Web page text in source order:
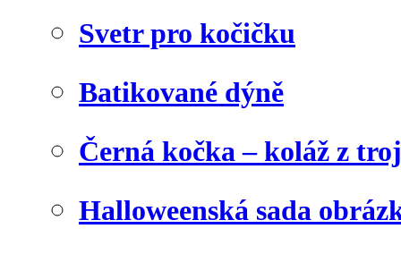
Svetr pro kočičku
Batikované dýně
Černá kočka – koláž z
Halloweenská sada